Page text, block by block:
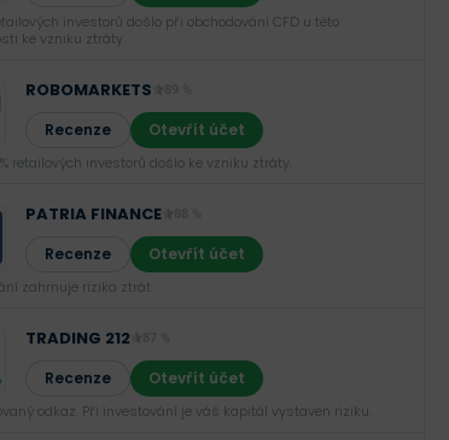
investorů došlo při obchodování CFD u této
ke vzniku ztráty.
ROBOMARKETS
Recenze Otevřít účet
retailových investorů došlo ke vzniku ztráty.
PATRIA FINANCE
Recenze Otevřít účet
zahrnuje rizika ztrát.‎
TRADING 212
Recenze Otevřít účet
odkaz. Při investování je váš kapitál vystaven riziku.